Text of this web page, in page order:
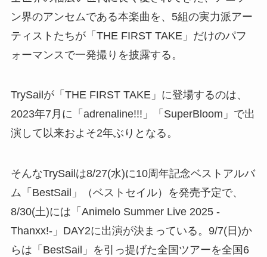
ン界のアンセムである本楽曲を、5組の実力派アー
ティストたちが「THE FIRST TAKE」だけのパフ
ォーマンスで一発撮りを披露する。
TrySailが「THE FIRST TAKE」に登場するのは、
2023年7月に「adrenaline!!!」「SuperBloom」で出
演して以来およそ2年ぶりとなる。
そんなTrySailは8/27(水)に10周年記念ベストアルバ
ム「BestSail」（ベストセイル）を発売予定で、
8/30(土)には「Animelo Summer Live 2025 -
Thanxx!-」DAY2に出演が決まっている。9/7(日)か
らは「BestSail」を引っ提げた全国ツアーを全国6